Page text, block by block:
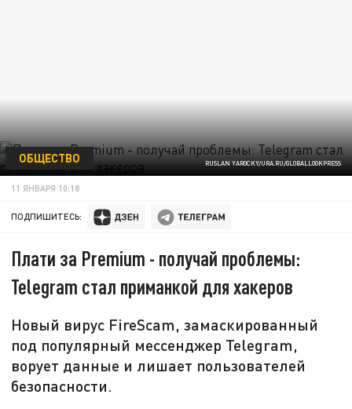
RUSLAN YAROCKY/URA.RU/GLOBALLOOKPRESS
ОБЩЕСТВО
11 ЯНВАРЯ 10:18
ПОДПИШИТЕСЬ:
Плати за Premium - получай проблемы:
Telegram стал приманкой для хакеров
Новый вирус FireScam, замаскированный
под популярный мессенджер Telegram,
ворует данные и лишает пользователей
безопасности.